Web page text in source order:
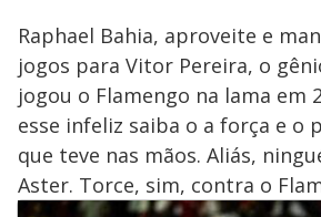
Raphael Bahia, aproveite e
jogos para Vitor Pereira, o
jogou o Flamengo na lama em
esse infeliz saiba o a força e o
que teve nas mãos. Aliás,
Aster. Torce, sim, contra o